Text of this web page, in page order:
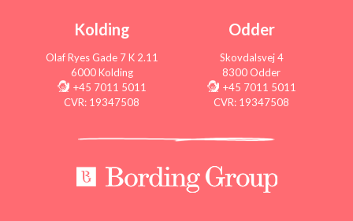
Kolding
Olaf Ryes Gade 7 K 2.11
6000 Kolding
+45 7011 5011
CVR: 19347508
Odder
Skovdalsvej 4
8300 Odder
+45 7011 5011
CVR: 19347508